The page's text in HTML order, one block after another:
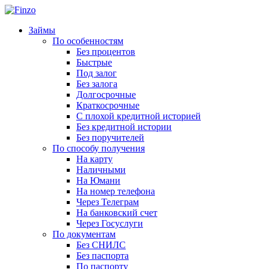
Займы
По особенностям
Без процентов
Быстрые
Под залог
Без залога
Долгосрочные
Краткосрочные
С плохой кредитной историей
Без кредитной истории
Без поручителей
По способу получения
На карту
Наличными
На Юмани
На номер телефона
Через Телеграм
На банковский счет
Через Госуслуги
По документам
Без СНИЛС
Без паспорта
По паспорту